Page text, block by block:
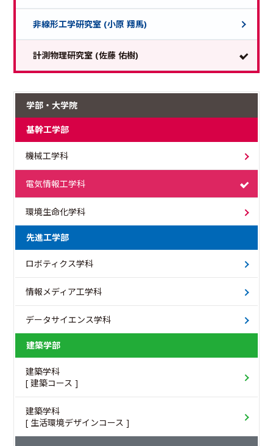
非線形工学研究室 (小原 翔馬)
計測物理研究室 (佐藤 佑樹)
学部・大学院
基幹工学部
機械工学科
電気情報工学科
環境生命化学科
先進工学部
ロボティクス学科
情報メディア工学科
データサイエンス学科
建築学部
建築学科
[ 建築コース ]
建築学科
[ 生活環境デザインコース ]